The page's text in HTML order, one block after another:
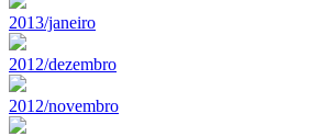
2013/janeiro
2012/dezembro
2012/novembro